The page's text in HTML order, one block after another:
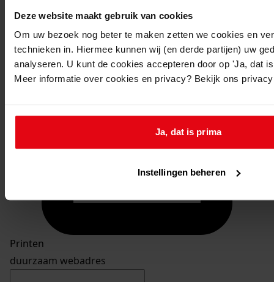
Deze website maakt gebruik van cookies
Om uw bezoek nog beter te maken zetten we cookies en
technieken in. Hiermee kunnen wij (en derde partijen) uw
analyseren. U kunt de cookies accepteren door op 'Ja, dat
Meer informatie over cookies en privacy? Bekijk ons
Ja, dat is prima
Instellingen beheren
Printen
duurzaam webadres